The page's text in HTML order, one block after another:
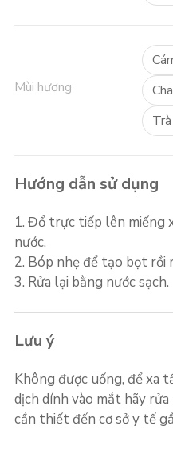
Mùi hương
Hướng dẫn sử dụng
1. Đổ trực tiếp lên miếng
nước.
2. Bóp nhẹ để tạo bọt rồi
3. Rửa lại bằng nước sạch.
Lưu ý
Không được uống, để xa
dịch dính vào mắt hãy
cần thiết đến cơ sở y tế